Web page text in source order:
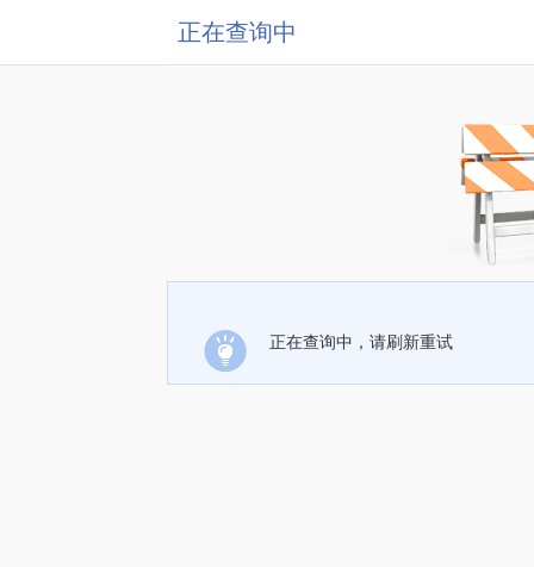
正在查询中
正在查询中，请刷新重试